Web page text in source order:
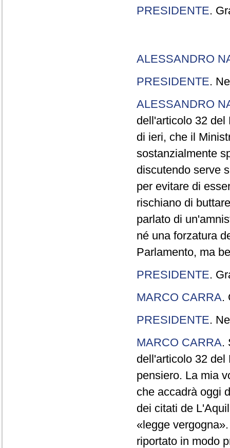
PRESIDENTE.
ALESSANDRO
PRESIDENTE.
ALESSANDRO
dell'articolo 32 del
di ieri, che il
sostanzialmente
discutendo serve
per evitare di
rischiano di
parlato di
né una forzatura
Parlamento, ma
PRESIDENTE.
MARCO CARRA.
PRESIDENTE.
MARCO CARRA.
dell'articolo 32 del
pensiero. La mia
che accadrà oggi
dei citati de
«legge
riportato in modo